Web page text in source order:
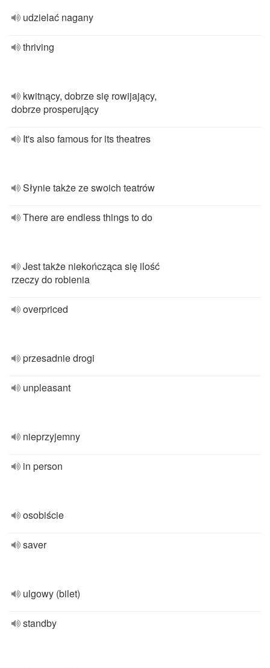
udzielać nagany
thriving
kwitnący, dobrze się rowijający,
dobrze prosperujący
It's also famous for its theatres
Słynie także ze swoich teatrów
There are endless things to do
Jest także niekończąca się ilość
rzeczy do robienia
overpriced
przesadnie drogi
unpleasant
nieprzyjemny
in person
osobiście
saver
ulgowy (bilet)
standby